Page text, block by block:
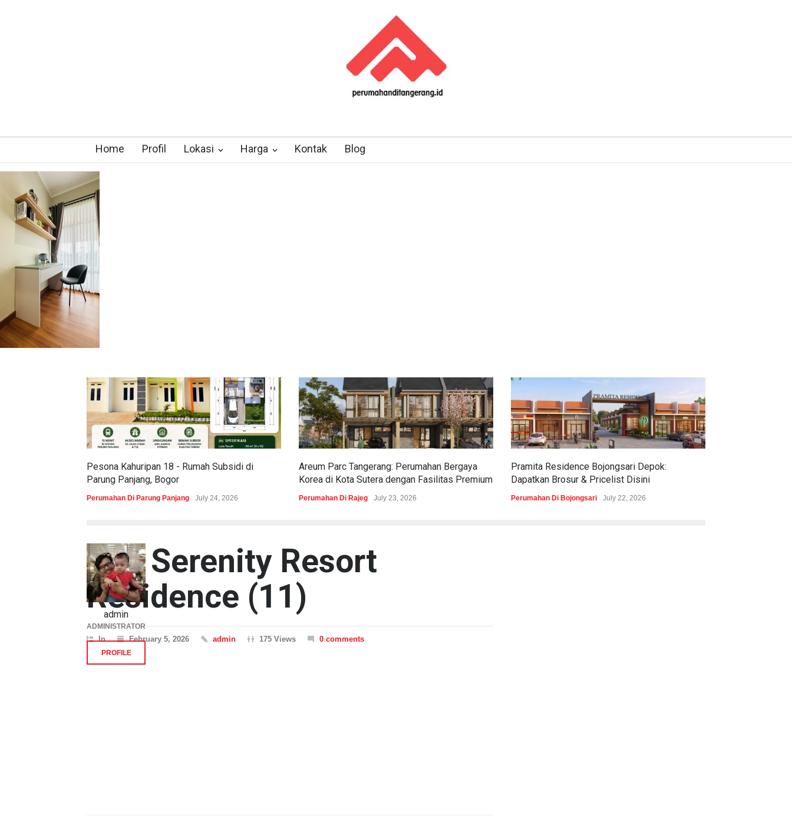
Home Profil Lokasi Harga Kontak Blog
Pesona Kahuripan 18 - Rumah Subsidi di
Parung Panjang, Bogor
Perumahan Di Parung Panjang July 24, 2026
Areum Parc Tangerang: Perumahan Bergaya
Korea di Kota Sutera dengan Fasilitas Premium
Perumahan Di Rajeg July 23, 2026
Pramita Residence Bojongsari Depok:
Dapatkan Brosur & Pricelist Disini
Perumahan Di Bojongsari July 22, 2026
The Serenity Resort
Residence (11)
In February 5, 2026 admin 175 Views 0 comments
admin
ADMINISTRATOR
PROFILE